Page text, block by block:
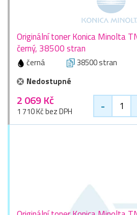
Originální toner Konica Minolta
černý, 38500 stran
černá 38500 stran
Nedostupné
2 069 Kč
1 710 Kč bez DPH -